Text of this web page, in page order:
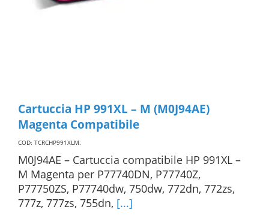
Cartuccia HP 991XL – M (M0J94AE)
Magenta Compatibile
COD: TCRCHP991XLM.
M0J94AE – Cartuccia compatibile HP 991XL –
M Magenta per P77740DN, P77740Z,
P77750ZS, P77740dw, 750dw, 772dn, 772zs,
777z, 777zs, 755dn, [...]